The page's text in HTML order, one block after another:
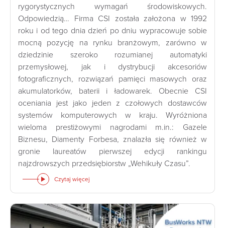
rygorystycznych wymagań środowiskowych.
Odpowiedzią… Firma CSI została założona w 1992
roku i od tego dnia dzień po dniu wypracowuje sobie
mocną pozycję na rynku branżowym, zarówno w
dziedzinie szeroko rozumianej automatyki
przemysłowej, jak i dystrybucji akcesoriów
fotograficznych, rozwiązań pamięci masowych oraz
akumulatorków, baterii i ładowarek. Obecnie CSI
oceniania jest jako jeden z czołowych dostawców
systemów komputerowych w kraju. Wyróżniona
wieloma prestiżowymi nagrodami m.in.: Gazele
Biznesu, Diamenty Forbesa, znalazła się również w
gronie laureatów pierwszej edycji rankingu
najzdrowszych przedsiębiorstw „Wehikuły Czasu”.
Czytaj więcej